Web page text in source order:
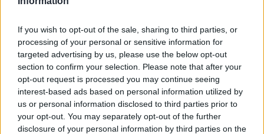
If you wish to opt-out of the sale, sharing to third parties, or
processing of your personal or sensitive information for
targeted advertising by us, please use the below opt-out
section to confirm your selection. Please note that after your
opt-out request is processed you may continue seeing
interest-based ads based on personal information utilized by
us or personal information disclosed to third parties prior to
your opt-out. You may separately opt-out of the further
disclosure of your personal information by third parties on the
unico per scoprire contenuti dietro le quinte,
community pubblicati sugli account ufficiali
@sanremomai, @rairadio2, @raiplay e @raiplaymusic.
“Il Festival di Sanremo si conferma ogni anno un
evento capace di unire il Paese, ma la sua forza oggi
risiede nella capacità di vivere ben oltre lo schermo
televisivo. Attraverso questa collaborazione vogliamo
potenziare l’ecosistema digitale di Rai, portando la
qualità dei nostri contenuti editoriali laddove il pubblico